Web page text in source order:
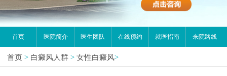
首页 医院简介 医生团队 在线预约 就医指南 来院路线
首页 > 白癜风人群 > 女性白癜风>